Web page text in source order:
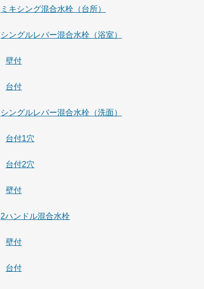
ミキシング混合水栓（台所）
シングルレバー混合水栓（浴室）
壁付
台付
シングルレバー混合水栓（洗面）
台付1穴
台付2穴
壁付
2ハンドル混合水栓
壁付
台付